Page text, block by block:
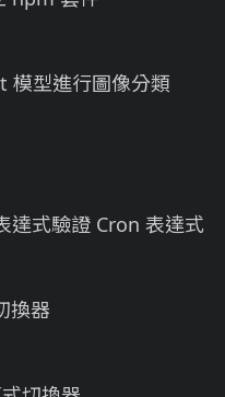
模型進行圖像分類
達式驗證 Cron 表達式
換器